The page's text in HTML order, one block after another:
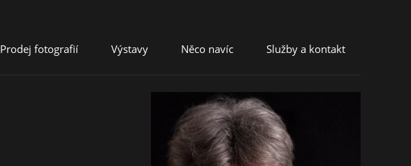
Prodej fotografií Výstavy Něco navíc Služby a kontakt